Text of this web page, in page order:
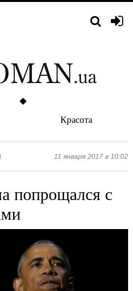
Красота
11 января 2017 в 10:02
попрощался с